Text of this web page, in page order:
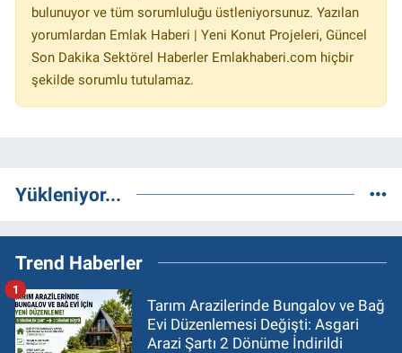
bulunuyor ve tüm sorumluluğu üstleniyorsunuz. Yazılan
yorumlardan Emlak Haberi | Yeni Konut Projeleri, Güncel
Son Dakika Sektörel Haberler Emlakhaberi.com hiçbir
şekilde sorumlu tutulamaz.
Yükleniyor...
Trend Haberler
Tarım Arazilerinde Bungalov ve Bağ
Evi Düzenlemesi Değişti: Asgari
Arazi Şartı 2 Dönüme İndirildi
1